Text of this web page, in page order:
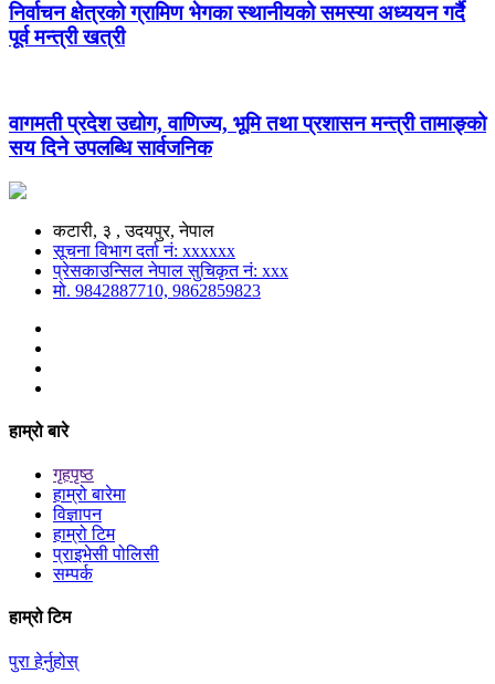
निर्वाचन क्षेत्रको ग्रामिण भेगका स्थानीयको समस्या अध्ययन गर्दै
पूर्व मन्त्री खत्री
वागमती प्रदेश उद्योग, वाणिज्य, भूमि तथा प्रशासन मन्त्री तामाङ्को
सय दिने उपलब्धि सार्वजनिक
कटारी, ३ , उदयपुर, नेपाल
सूचना विभाग दर्ता नं: xxxxxx
प्रेसकाउन्सिल नेपाल सुचिकृत नं: xxx
मो. 9842887710, 9862859823
हाम्रो बारे
गृहपृष्ठ
हाम्रो बारेमा
विज्ञापन
हाम्रो टिम
प्राइभेसी पोलिसी
सम्पर्क
हाम्रो टिम
पुरा हेर्नुहोस्